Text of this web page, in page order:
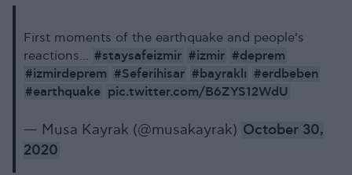
First moments of the earthquake and people’s
reactions... #staysafeizmir #izmir #deprem
#izmirdeprem #Seferihisar #bayraklı #erdbeben
#earthquake pic.twitter.com/B6ZYS12WdU
— Musa Kayrak (@musakayrak) October 30,
2020